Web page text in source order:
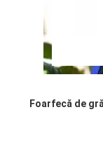
Foarfecă de